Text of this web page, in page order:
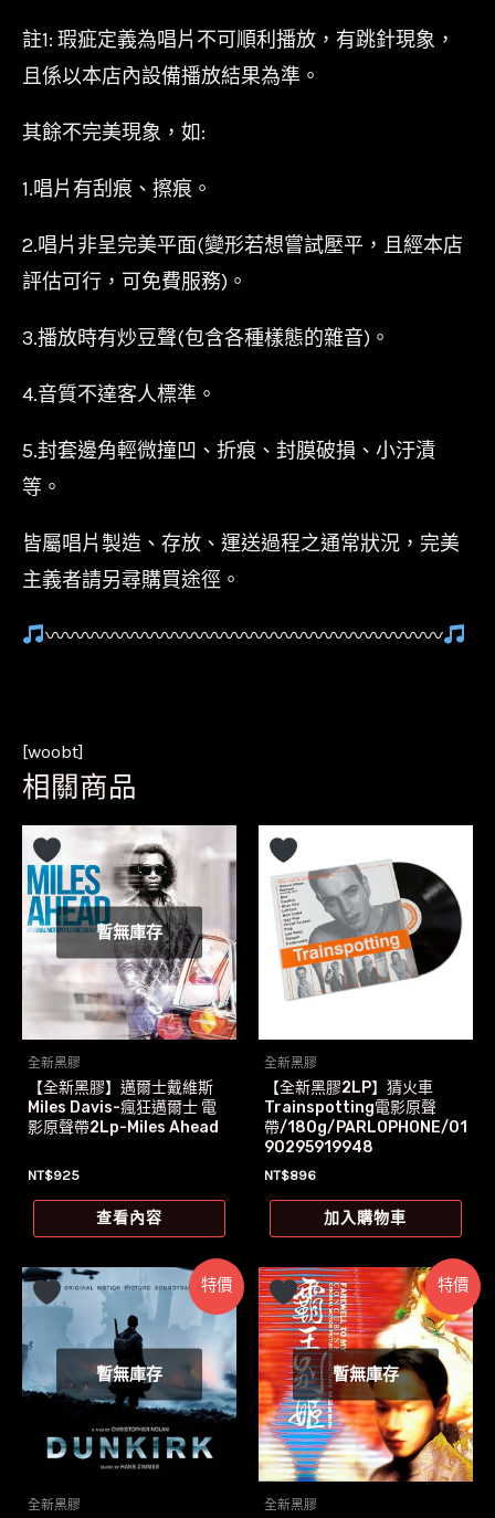
註1: 瑕疵定義為唱片不可順利播放，有跳針現象，
且係以本店內設備播放結果為準。
其餘不完美現象，如:
1.唱片有刮痕、擦痕。
2.唱片非呈完美平面(變形若想嘗試壓平，且經本店
評估可行，可免費服務)。
3.播放時有炒豆聲(包含各種樣態的雜音)。
4.音質不達客人標準。
5.封套邊角輕微撞凹、折痕、封膜破損、小汙漬
等。
皆屬唱片製造、存放、運送過程之通常狀況，完美
主義者請另尋購買途徑。
〰〰〰〰〰〰〰〰〰〰〰〰〰〰〰〰〰〰〰〰
[woobt]
相關商品
暫無庫存
全新黑膠
【全新黑膠】邁爾士戴維斯
Miles Davis-瘋狂邁爾士 電
影原聲帶2Lp-Miles Ahead
NT$925
查看內容
全新黑膠
【全新黑膠2LP】猜火車
Trainspotting電影原聲
帶/180g/PARLOPHONE/01
90295919948
NT$896
加入購物車
特價
暫無庫存
全新黑膠
特價
暫無庫存
全新黑膠